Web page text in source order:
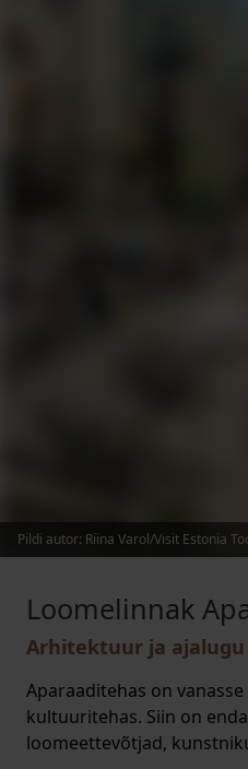
Loomelinnak
Arhitektuur ja ajalugu
Aparaaditehas on
kultuuritehas. Siin on
loomeettevõtjad,
Pildi autor: Riina Varol/Visit Estonia